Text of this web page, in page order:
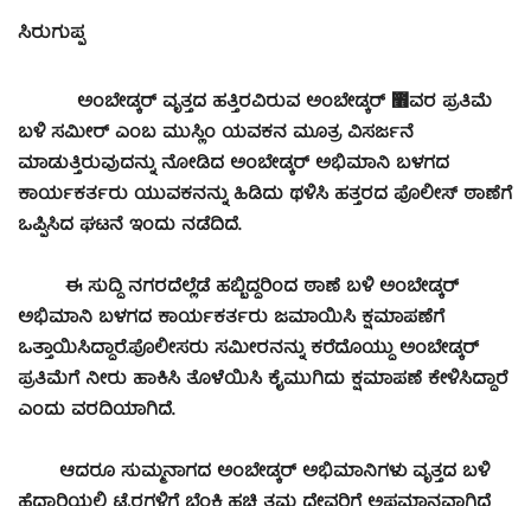
ಸಿರುಗುಪ್ಪ
ಅಂಬೇಡ್ಕರ್ ವೃತ್ತದ ಹತ್ತಿರವಿರುವ ಅಂಬೇಡ್ಕರ್ ಻ವರ ಪ್ರತಿಮೆ
ಬಳಿ ಸಮೀರ್ ಎಂಬ ಮುಸ್ಲಿಂ ಯವಕನ ಮೂತ್ರ ವಿಸರ್ಜನೆ
ಮಾಡುತ್ತಿರುವುದನ್ನು ನೋಡಿದ ಅಂಬೇಡ್ಕರ್ ಅಭಿಮಾನಿ ಬಳಗದ
ಕಾರ್ಯಕರ್ತರು ಯುವಕನನ್ನು ಹಿಡಿದು ಥಳಿಸಿ ಹತ್ತರದ ಪೊಲೀಸ್ ಠಾಣೆಗೆ
ಒಪ್ಪಿಸಿದ ಘಟನೆ ಇಂದು ನಡೆದಿದೆ.
ಈ ಸುದ್ದಿ ನಗರದೆಲ್ಲೆಡೆ ಹಬ್ಬಿದ್ದರಿಂದ ಠಾಣೆ ಬಳಿ ಅಂಬೇಡ್ಕರ್
ಅಭಿಮಾನಿ ಬಳಗದ ಕಾರ್ಯಕರ್ತರು ಜಮಾಯಿಸಿ ಕ್ಷಮಾಪಣೆಗೆ
ಒತ್ತಾಯಿಸಿದ್ದಾರೆ.ಪೊಲೀಸರು ಸಮೀರನನ್ನು ಕರೆದೊಯ್ದು ಅಂಬೇಡ್ಕರ್
ಪ್ರತಿಮೆಗೆ ನೀರು ಹಾಕಿಸಿ ತೊಳೆಯಿಸಿ ಕೈಮುಗಿದು ಕ್ಷಮಾಪಣೆ ಕೇಳಿಸಿದ್ದಾರೆ
ಎಂದು ವರದಿಯಾಗಿದೆ.
ಆದರೂ ಸುಮ್ಮನಾಗದ ಅಂಬೇಡ್ಕರ್ ಅಭಿಮಾನಿಗಳು ವೃತ್ತದ ಬಳಿ